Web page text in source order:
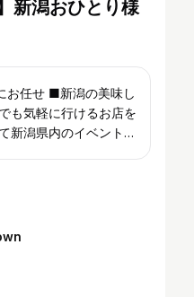
新潟おひとり様
の美味し
新潟県内のイベントや